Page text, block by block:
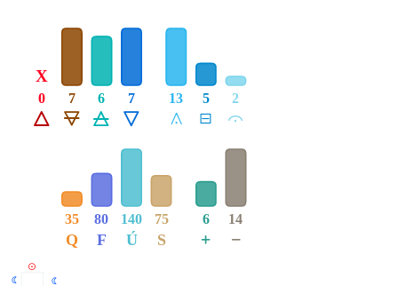
Á
0
X
Ë
7
Ô
6
Ê
7
Å
13
É
5
Ă
2
Q
35
F
80
Ú
140
S
75
+
6
−
14
M
N
N